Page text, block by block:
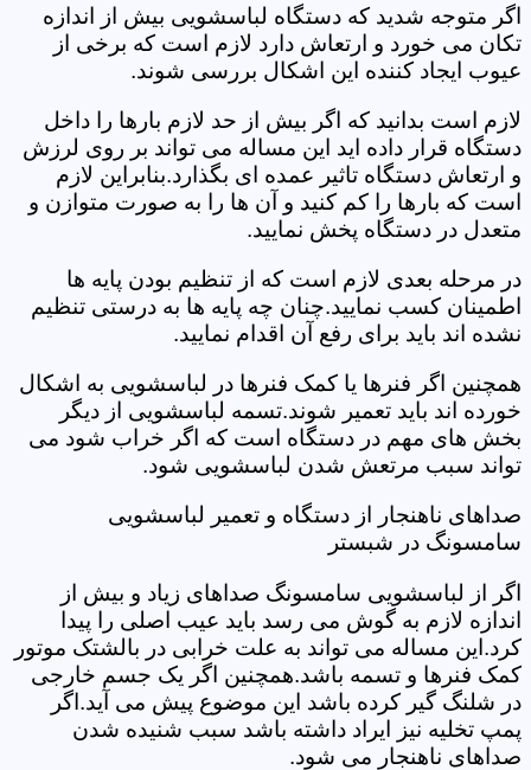
اگر متوجه شدید که دستگاه لباسشویی بیش از اندازه
تکان می خورد و ارتعاش دارد لازم است که برخی از
عیوب ایجاد کننده این اشکال بررسی شوند.
لازم است بدانید که اگر بیش از حد لازم بارها را داخل
دستگاه قرار داده اید این مساله می تواند بر روی لرزش
و ارتعاش دستگاه تاثیر عمده ای بگذارد.بنابراین لازم
است که بارها را کم کنید و آن ها را به صورت متوازن و
متعدل در دستگاه پخش نمایید.
در مرحله بعدی لازم است که از تنظیم بودن پایه ها
اطمینان کسب نمایید.چنان چه پایه ها به درستی تنظیم
نشده اند باید برای رفع آن اقدام نمایید.
همچنین اگر فنرها یا کمک فنرها در لباسشویی به اشکال
خورده اند باید تعمیر شوند.تسمه لباسشویی از دیگر
بخش های مهم در دستگاه است که اگر خراب شود می
تواند سبب مرتعش شدن لباسشویی شود.
صداهای ناهنجار از دستگاه و تعمیر لباسشویی
سامسونگ در شبستر
اگر از لباسشویی سامسونگ صداهای زیاد و بیش از
اندازه لازم به گوش می رسد باید عیب اصلی را پیدا
کرد.این مساله می تواند به علت خرابی در بالشتک موتور
کمک فنرها و تسمه باشد.همچنین اگر یک جسم خارجی
در شلنگ گیر کرده باشد این موضوع پیش می آید.اگر
پمپ تخلیه نیز ایراد داشته باشد سبب شنیده شدن
صداهای ناهنجار می شود.